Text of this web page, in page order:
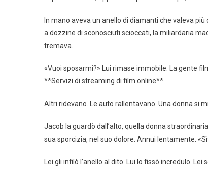
In mano aveva un anello di diamanti che valeva
a dozzine di sconosciuti scioccati, la miliardaria
tremava.
«Vuoi sposarmi?» Lui rimase immobile. La gente
**Servizi di streaming di film online**
Altri ridevano. Le auto rallentavano. Una donna si
Jacob la guardò dall’alto, quella donna
sua sporcizia, nel suo dolore. Annui lentamente.
Lei gli infilò l’anello al dito. Lui lo fissò incredulo.